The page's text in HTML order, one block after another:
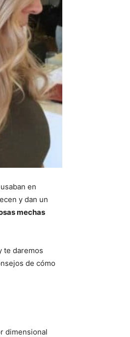
en
y dan un
mechas
te daremos
de cómo
dimensional